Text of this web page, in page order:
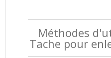
Méthodes
Tache pour